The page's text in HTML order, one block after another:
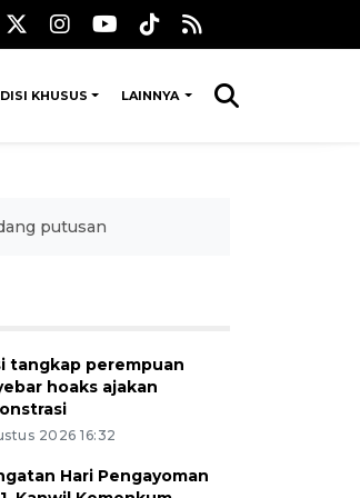
KHUSUS LAINNYA
putusan
tangkap perempuan
hoaks ajakan
2026 16:32
Hari Pengayoman